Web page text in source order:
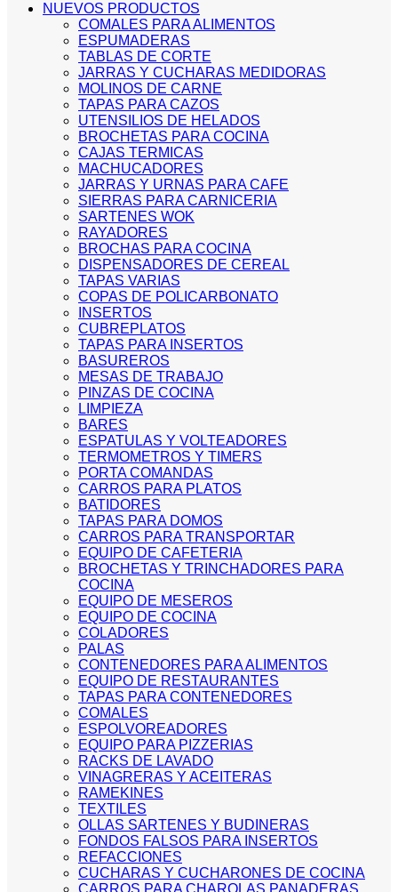
NUEVOS PRODUCTOS
COMALES PARA ALIMENTOS
ESPUMADERAS
TABLAS DE CORTE
JARRAS Y CUCHARAS MEDIDORAS
MOLINOS DE CARNE
TAPAS PARA CAZOS
UTENSILIOS DE HELADOS
BROCHETAS PARA COCINA
CAJAS TERMICAS
MACHUCADORES
JARRAS Y URNAS PARA CAFE
SIERRAS PARA CARNICERIA
SARTENES WOK
RAYADORES
BROCHAS PARA COCINA
DISPENSADORES DE CEREAL
TAPAS VARIAS
COPAS DE POLICARBONATO
INSERTOS
CUBREPLATOS
TAPAS PARA INSERTOS
BASUREROS
MESAS DE TRABAJO
PINZAS DE COCINA
LIMPIEZA
BARES
ESPATULAS Y VOLTEADORES
TERMOMETROS Y TIMERS
PORTA COMANDAS
CARROS PARA PLATOS
BATIDORES
TAPAS PARA DOMOS
CARROS PARA TRANSPORTAR
EQUIPO DE CAFETERIA
BROCHETAS Y TRINCHADORES PARA
COCINA
EQUIPO DE MESEROS
EQUIPO DE COCINA
COLADORES
PALAS
CONTENEDORES PARA ALIMENTOS
EQUIPO DE RESTAURANTES
TAPAS PARA CONTENEDORES
COMALES
ESPOLVOREADORES
EQUIPO PARA PIZZERIAS
RACKS DE LAVADO
VINAGRERAS Y ACEITERAS
RAMEKINES
TEXTILES
OLLAS SARTENES Y BUDINERAS
FONDOS FALSOS PARA INSERTOS
REFACCIONES
CUCHARAS Y CUCHARONES DE COCINA
CARROS PARA CHAROLAS PANADERAS